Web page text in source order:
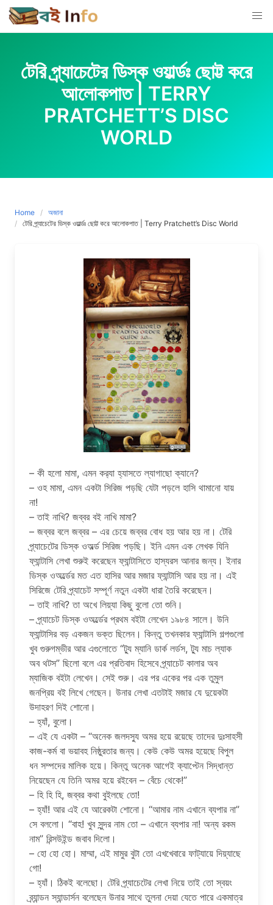
Skip
to
content
টেরি প্র্যাচেটের ডিস্ক ওয়ার্ল্ডঃ ছোট্ট করে
আলোকপাত | TERRY
PRATCHETT’S DISC
WORLD
Home
অজানা
টেরি প্র্যাচেটের ডিস্ক ওয়ার্ল্ডঃ ছোট্ট করে আলোকপাত | Terry Pratchett’s Disc World
– কী হলো মামা, এমন কর‍্যা হ্যাসতে ল্যাগাছো ক্যানে?
– ওহ মামা, এমন একটা সিরিজ পড়ছি যেটা পড়লে হাসি থামানো যায়
না!
– তাই নাখি? জব্বর বই নাখি মামা?
– জব্বর বলে জব্বর – এর চেয়ে জব্বর বোধ হয় আর হয় না। টেরি
প্র্যাচেটের ডিস্ক ওঅর্ল্ড সিরিজ পড়ছি। ইনি এমন এক লেখক যিনি
ফ্যান্টাসি লেখা শুরুই করেছেন ফ্যান্টাসিতে হাস্যরস আনার জন্য। ইনার
ডিস্ক ওঅর্ল্ডের মত এত হাসির আর মজার ফ্যান্টাসি আর হয় না। এই
সিরিজে টেরি প্র্যাচেট সম্পূর্ণ নতুন একটা ধারা তৈরি করেছেন।
– তাই নাখি? তা অখে লিয়্যা কিছু বুলো তো শুনি।
– প্র্যাচেট ডিস্ক ওঅর্ল্ডের প্রথম বইটা লেখেন ১৯৮৪ সালে। উনি
ফ্যান্টাসির বড় একজন ভক্ত ছিলেন। কিন্তু তখনকার ফ্যান্টাসি গল্পগুলো
খুব গুরুগম্ভীর আর এগুলোতে “ট্যু ম্যানি ডার্ক লর্ডস, ট্যু মাচ ল্যাক
অব থটস” ছিলো বলে এর প্রতিবাদ হিসেবে প্র্যাচেট কালার অব
ম্যাজিক বইটা লেখেন। সেই শুরু। এর পর একের পর এক তুমুল
জনপ্রিয় বই লিখে গেছেন। উনার লেখা এতটাই মজার যে দুয়েকটা
উদাহরণ দিই শোনো।
– হ্যাঁ, বুলো।
– এই যে একটা – “অনেক জলদস্যু অমর হয়ে রয়েছে তাদের দুঃসাহসী
কাজ-কর্ম বা ভয়াবহ নিষ্ঠুরতার জন্য। কেউ কেউ অমর হয়েছে বিপুল
ধন সম্পদের মালিক হয়ে। কিন্তু অনেক আগেই ক্যাপ্টেন সিদ্ধান্ত
নিয়েছেন যে তিনি অমর হয়ে রইবেন – বেঁচে থেকে!”
– হি হি হি, জব্বর কথা বুইলছে তো!
– হ্যাঁ! আর এই যে আরেকটা শোনো। “আমার নাম এখানে ব্যপার না”
সে বললো। “বাহ! খুব সুন্দর নাম তো – এখানে ব্যপার না! অন্য রকম
নাম” রিন্সউইন্ড জবাব দিলো।
– হো হো হো। মাম্মা, এই মামুর বুটা তো এখখেবারে ফাট্যায়ে দিয়্যাছে
গো!
– হ্যাঁ। ঠিকই বলেছো। টেরি প্র্যাচেটের লেখা নিয়ে তাই তো স্বয়ং
ব্র্যান্ডন স্যান্ডার্সন বলেছেন উনার সাথে তুলনা দেয়া যেতে পারে একমাত্র